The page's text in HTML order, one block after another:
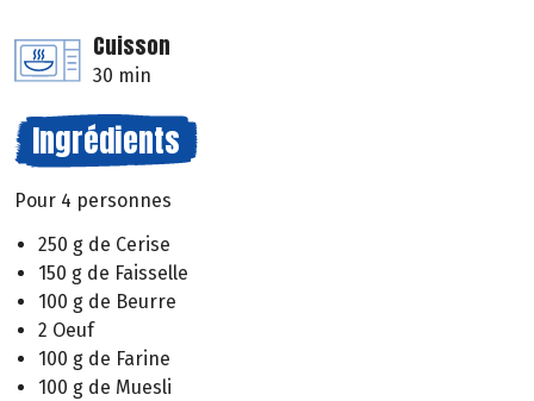
Cuisson
30 min
Ingrédients
Pour 4 personnes
250 g de Cerise
150 g de Faisselle
100 g de Beurre
2 Oeuf
100 g de Farine
100 g de Muesli